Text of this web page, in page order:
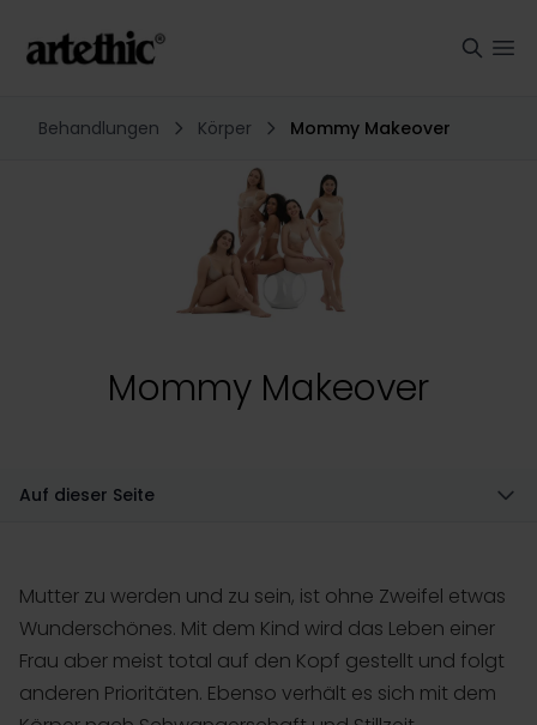
Behandlungen Körper Mommy Makeover
Mommy Makeover
Auf dieser Seite
Mutter zu werden und zu sein, ist ohne Zweifel etwas
Wunderschönes. Mit dem Kind wird das Leben einer
Frau aber meist total auf den Kopf gestellt und folgt
anderen Prioritäten. Ebenso verhält es sich mit dem